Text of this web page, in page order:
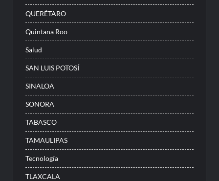
QUERÉTARO
Quintana Roo
Salud
SAN LUIS POTOSÍ
SINALOA
SONORA
TABASCO
TAMAULIPAS
Tecnología
TLAXCALA